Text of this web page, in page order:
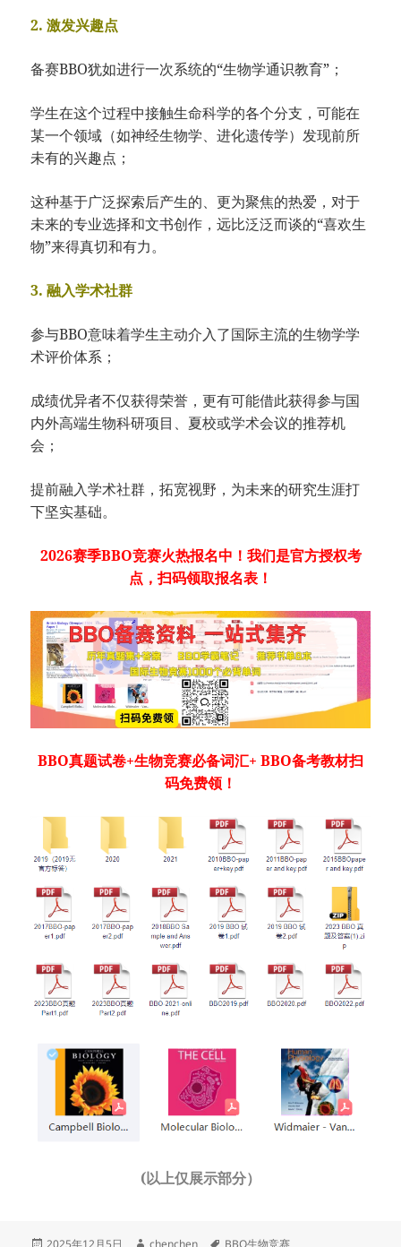
2. 激发兴趣点
备赛BBO犹如进行一次系统的“生物学通识教育”；
学生在这个过程中接触生命科学的各个分支，可能在
某一个领域（如神经生物学、进化遗传学）发现前所
未有的兴趣点；
这种基于广泛探索后产生的、更为聚焦的热爱，对于
未来的专业选择和文书创作，远比泛泛而谈的“喜欢生
物”来得真切和有力。
3. 融入学术社群
参与BBO意味着学生主动介入了国际主流的生物学学
术评价体系；
成绩优异者不仅获得荣誉，更有可能借此获得参与国
内外高端生物科研项目、夏校或学术会议的推荐机
会；
提前融入学术社群，拓宽视野，为未来的研究生涯打
下坚实基础。
2026赛季BBO竞赛火热报名中！我们是官方授权考
点，扫码领取报名表！
BBO真题试卷+生物竞赛必备词汇+ BBO备考教材扫
码免费领！
(以上仅展示部分）
发
2025年12月5日 作
chenchen 标
BBO生物竞赛